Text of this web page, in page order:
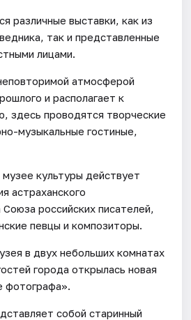
различные выставки, как из
так и представленные
лицами.
атмосферой
и располагает к
здесь проводятся творческие
музыкальные гостиные,
культуры действует
астраханского
российских писателей,
певцы и композиторы.
в двух небольших комнатах
города открылась новая
фотографа».
собой старинный